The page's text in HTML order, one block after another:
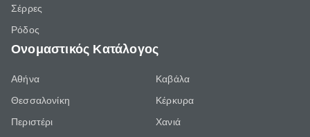
Σέρρες
Ρόδος
Ονομαστικός Κατάλογος
Αθήνα
Θεσσαλονίκη
Περιστέρι
Καβάλα
Κέρκυρα
Χανιά